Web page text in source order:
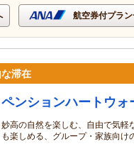
航空券付プラ
な滞在
ペンションハートウォ
妙高の自然を楽しむ、自由で気軽
も楽しめる、グループ・家族向け